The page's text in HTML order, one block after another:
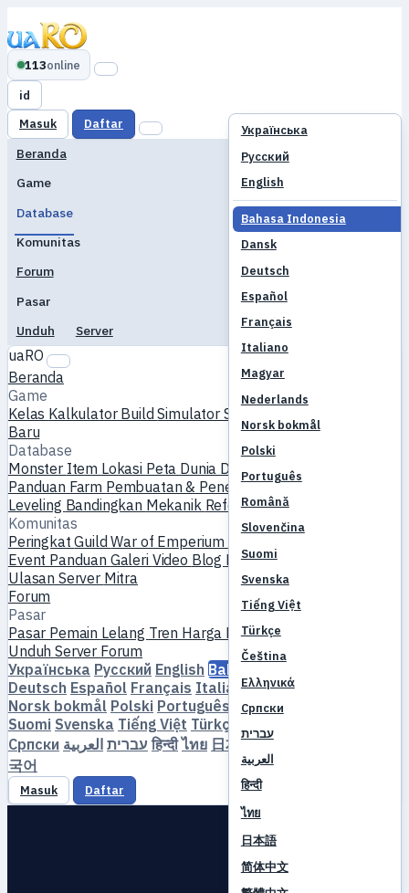
113online
id
Українська
Русский
English
Bahasa Indonesia
Dansk
Deutsch
Español
Français
Italiano
Magyar
Nederlands
Norsk bokmål
Polski
Português
Română
Slovenčina
Suomi
Svenska
Tiếng Việt
Türkçe
Čeština
Ελληνικά
Српски
עברית
العربية
हिन्दी
ไทย
日本語
简体中文
Masuk Daftar
Beranda
Game
Database
Komunitas
Forum
Pasar
Unduh
Server
uaRO
Beranda
Game
Kelas Kalkulator BuildSimulator Skill
Baru
Database
Monster Item Lokasi Peta Dunia Database Skill
Panduan Farm Pembuatan & PenempaanPet
Leveling Bandingkan Mekanik Referensi
Komunitas
PeringkatGuildWar of Emperium
Event Panduan Galeri Video Blog KlubKatalog Server
Ulasan Server Mitra
Forum
Pasar
Pasar Pemain Lelang Tren Harga Ekonomi
UnduhServer Forum
Українська Русский English Bahasa Indonesia
Deutsch Español Français Italiano Magyar
Norsk bokmål Polski Português Română
Suomi Svenska Tiếng Việt Türkçe
Српски
עברית العربية हिन्दी ไทย 日本語 简体中文
국어
Masuk Daftar